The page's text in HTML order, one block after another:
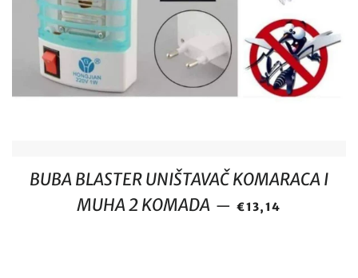
BUBA BLASTER UNIŠTAVAČ KOMARACA I
MUHA 2 KOMADA — REDOVNA CIJENA
€13,14